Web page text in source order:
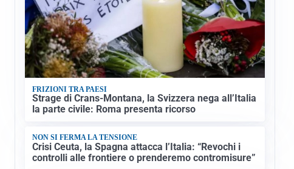
FRIZIONI TRA PAESI
Strage di Crans-Montana, la Svizzera nega all’Italia
la parte civile: Roma presenta ricorso
NON SI FERMA LA TENSIONE
Crisi Ceuta, la Spagna attacca l’Italia: “Revochi i
controlli alle frontiere o prenderemo contromisure”